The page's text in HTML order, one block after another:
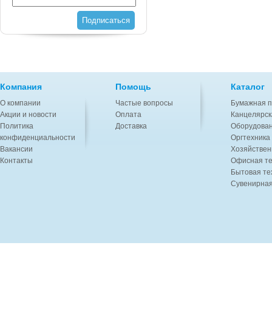
Подписаться
Компания
О компании
Акции и новости
Политика
конфиденциальности
Вакансии
Контакты
Помощь
Частые вопросы
Оплата
Доставка
Каталог
Бумажная
Офисная
Бытовая